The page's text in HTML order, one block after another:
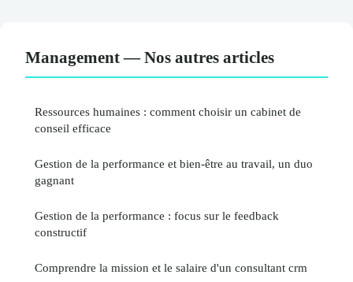
Management — Nos autres articles
Ressources humaines : comment choisir un cabinet de
conseil efficace
Gestion de la performance et bien-être au travail, un duo
gagnant
Gestion de la performance : focus sur le feedback
constructif
Comprendre la mission et le salaire d'un consultant crm